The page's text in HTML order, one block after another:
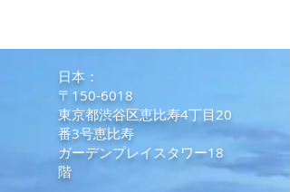
​日本：
〒150-6018
東京都渋谷区恵比寿4丁目20
番3号恵比寿
ガーデンプレイスタワー18
階